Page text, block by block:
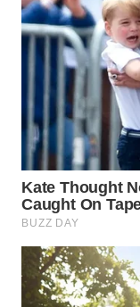
WN
SAMOSIR
WN
PADANG
LAWAS
WN
SUMEDANG
WN
CIANJUR